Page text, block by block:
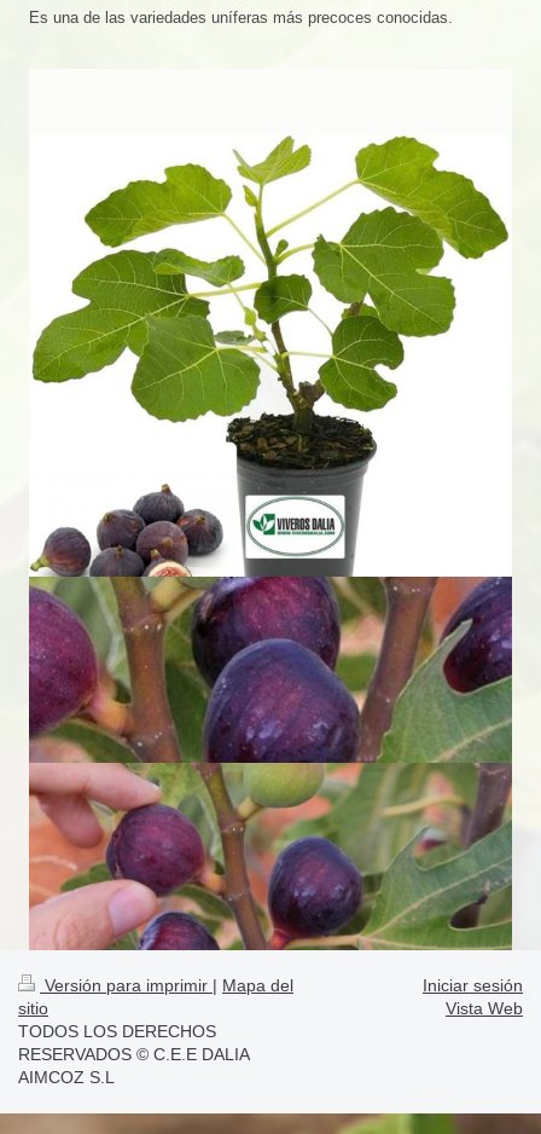
Es una de las variedades uníferas más precoces conocidas.
Versión para imprimir | Mapa del
sitio
TODOS LOS DERECHOS
RESERVADOS © C.E.E DALIA
AIMCOZ S.L
Iniciar sesión
Vista Web